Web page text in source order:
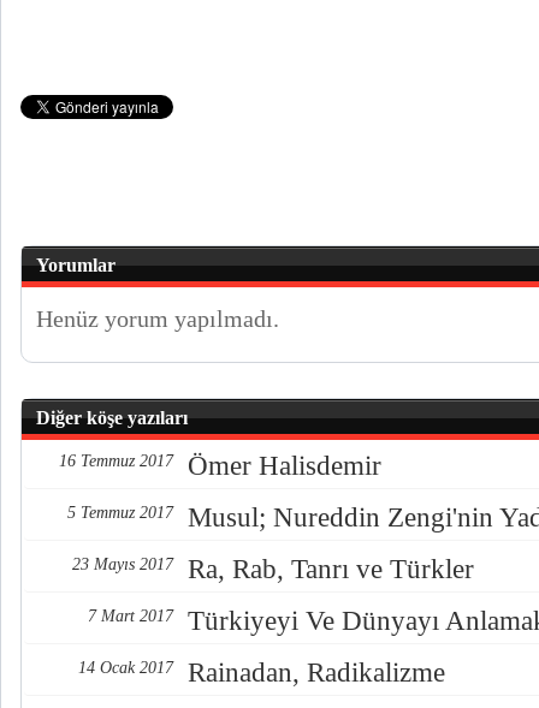
Yorumlar
Henüz yorum yapılmadı.
Diğer köşe yazıları
16 Temmuz 2017 Ömer Halisdemir
5 Temmuz 2017 Musul; Nureddin Zengi'nin
23 Mayıs 2017 Ra, Rab, Tanrı ve Türkler
7 Mart 2017 Türkiyeyi Ve Dünyayı
14 Ocak 2017 Rainadan, Radikalizme